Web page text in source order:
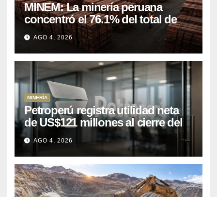
MINEM: La minería peruana
concentró el 76.1% del total de
las exportaciones nacionales
entre enero y abril de 2026
AGO 4, 2026
MINERÍA
Petroperú registra utilidad neta
de US$121 millones al cierre del
primer semestre 2026
AGO 4, 2026